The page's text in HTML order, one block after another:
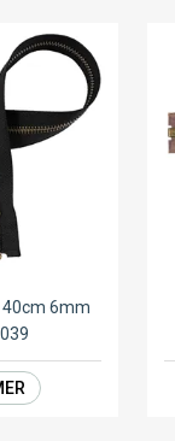
40cm 6mm